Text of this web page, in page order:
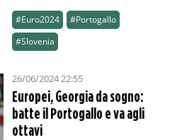
#Euro2024
#Portogallo
#Slovenia
26/06/2024 22:55
Europei, Georgia da sogno:
batte il Portogallo e va agli
ottavi